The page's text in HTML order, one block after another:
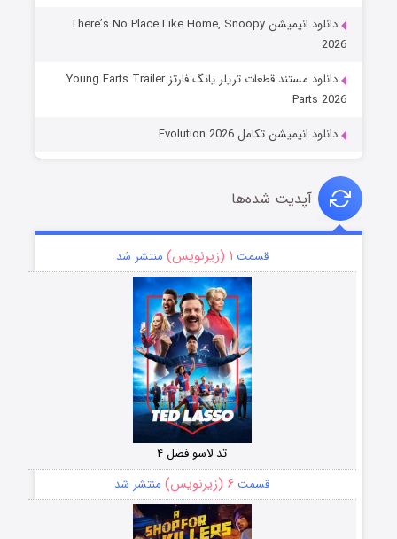
دانلود انیمیشن There’s No Place Like Home, Snoopy
2026
دانلود مستند قطعات تریلر یانگ فارتز Young Farts Trailer
Parts 2026
دانلود انیمیشن تکامل Evolution 2026
آپدیت شده‌ها
قسمت ۱ (زیرنویس) منتشر شد
تد لاسو فصل ۴
قسمت ۶ (زیرنویس) منتشر شد